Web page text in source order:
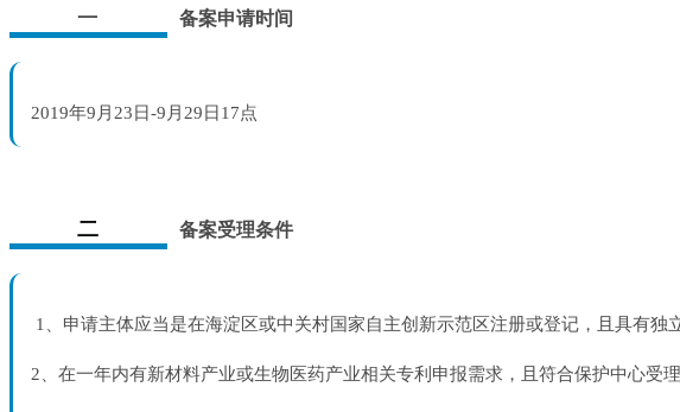
一 备案申请时间
2019年9月23日-9月29日17点
二 备案受理条件
1、申请主体应当是在海淀区或中关村国家自主创新示范区注册或登记，且具有独
2、在一年内有新材料产业或生物医药产业相关专利申报需求，且符合保护中心受